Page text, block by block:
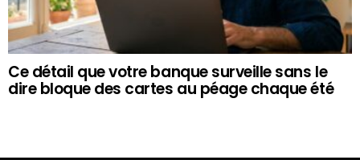
Ce détail que votre banque surveille sans le
dire bloque des cartes au péage chaque été